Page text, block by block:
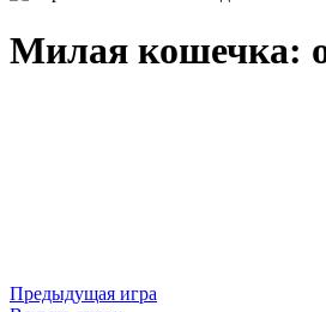
Милая кошечка:
Предыдущая игра